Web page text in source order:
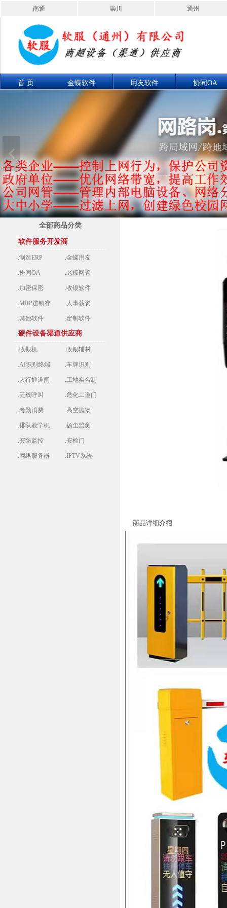
南通 崇川 通州
首 页 金蝶软件 用友软件 协同OA
全部商品分类
软件服务开发商
.制造ERP .金蝶用友
.协同OA .老板网管
.加密保密 .收银软件
.MRP进销存 .人事薪资
.其他软件 .定制软件
硬件设备渠道供应商
.收银机 .收银辅材
.AI识别终端 .车牌识别
.人行通道闸 .工地实名制
.无线呼叫 .危化二道门
.考勤消费 .高空抛物
.排队教学机 .扬尘监测
.安防监控 .安检门
.网络服务器 .IPTV系统
商品详细介绍